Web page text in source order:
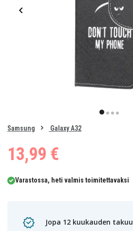
item
of
Samsung Galaxy A32
13,99 €
Varastossa, heti valmis toimitettavaksi
Jopa 12 kuukauden takuu